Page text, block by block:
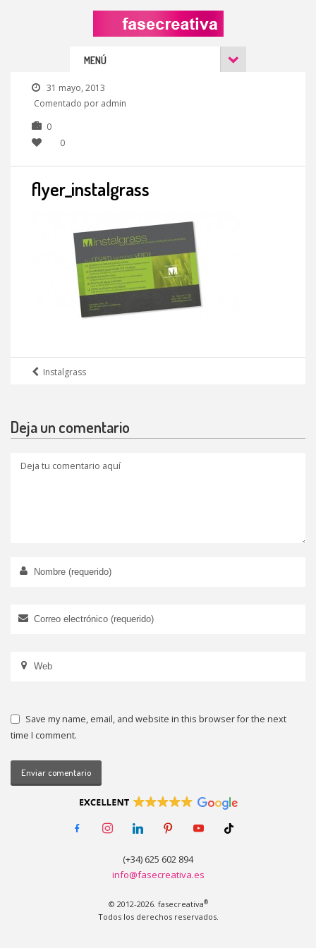
MENÚ
31 mayo, 2013
Comentado por admin
0
0
flyer_instalgrass
Instalgrass
Deja un comentario
Save my name, email, and website in this browser for the next
time I comment.
Enviar comentario
facebook-instagramlinkedin pinterestyoutube tiktok
(+34) 625 602 894
info@fasecreativa.es
© 2012-2026. fasecreativa®
Todos los derechos reservados.